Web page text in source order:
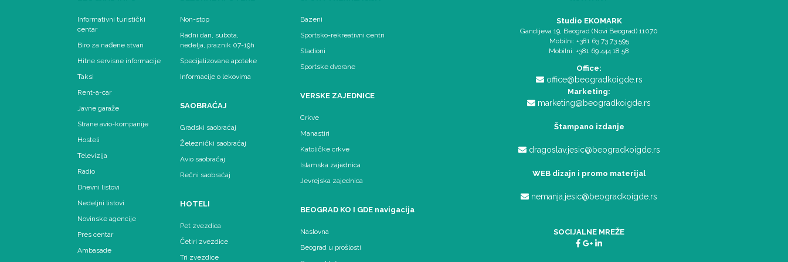
Informativni turistički
centar
Biro za nađene stvari
Hitne servisne informacije
Taksi
Rent-a-car
Javne garaže
Strane avio-kompanije
Hosteli
Televizija
Radio
Dnevni listovi
Nedeljni listovi
Novinske agencije
Pres centar
Ambasade
Non-stop
Radni dan, subota,
nedelja, praznik 07-19h
Specijalizovane apoteke
Informacije o lekovima
SAOBRAĆAJ
Gradski saobraćaj
Železnički saobraćaj
Avio saobraćaj
Rečni saobraćaj
HOTELI
Pet zvezdica
Četiri zvezdice
Tri zvezdice
Bazeni
Sportsko-rekreativni centri
Stadioni
Sportske dvorane
VERSKE ZAJEDNICE
Crkve
Manastiri
Katoličke crkve
Islamska zajednica
Jevrejska zajednica
BEOGRAD KO I GDE navigacija
Naslovna
Beograd u prošlosti
Studio EKOMARK
Gandijeva 19, Beograd (Novi Beograd) 11070
Mobilni: +381 63 73 73 595
Mobilni: +381 69 444 18 58
Office:
office@beogradkoigde.rs
Marketing:
marketing@beogradkoigde.rs
Štampano izdanje
dragoslav.jesic@beogradkoigde.rs
WEB dizajn i promo materijal
nemanja.jesic@beogradkoigde.rs
SOCIJALNE MREŽE